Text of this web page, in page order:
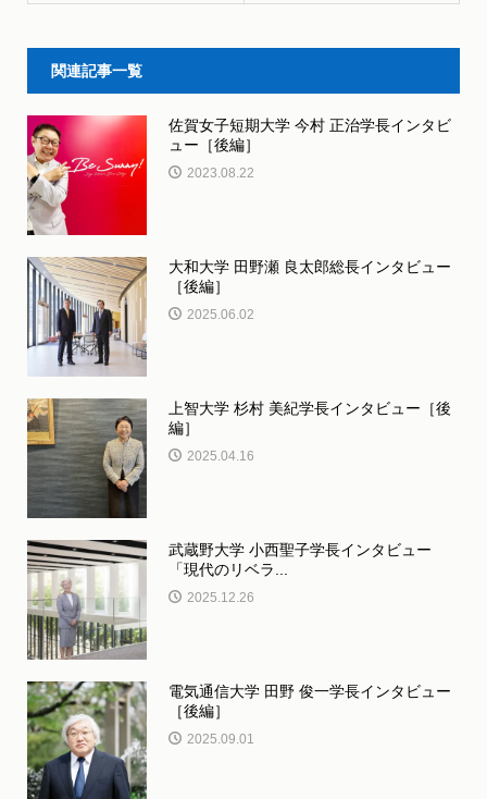
関連記事一覧
佐賀女子短期大学 今村 正治学長インタビ
ュー［後編］
2023.08.22
大和大学 田野瀬 良太郎総長インタビュー
［後編］
2025.06.02
上智大学 杉村 美紀学長インタビュー［後
編］
2025.04.16
武蔵野大学 小西聖子学長インタビュー
「現代のリベラ...
2025.12.26
電気通信大学 田野 俊一学長インタビュー
［後編］
2025.09.01